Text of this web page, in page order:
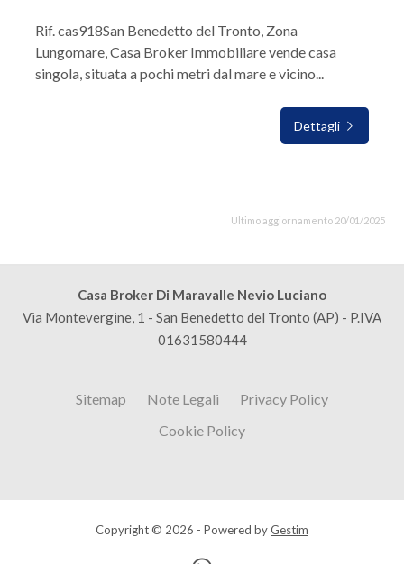
Rif. cas918San Benedetto del Tronto, Zona
Lungomare, Casa Broker Immobiliare vende casa
singola, situata a pochi metri dal mare e vicino...
Dettagli
Ultimo aggiornamento 20/01/2025
Casa Broker Di Maravalle Nevio Luciano
Via Montevergine, 1 - San Benedetto del Tronto (AP) - P.IVA
01631580444
Sitemap Note Legali
Privacy Policy
Cookie Policy
Copyright © 2026 - Powered byGestim